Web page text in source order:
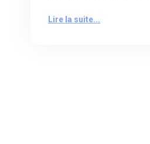
Lire la suite...